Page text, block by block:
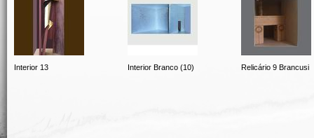
Interior 13 Interior Branco (10) Relicário 9 Brancusi